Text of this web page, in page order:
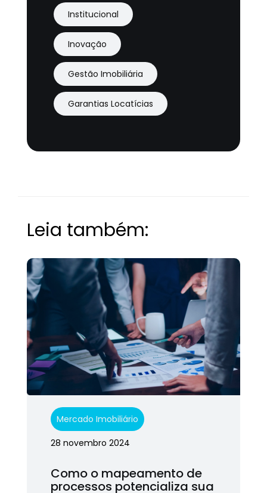
Institucional
Inovação
Gestão Imobiliária
Garantias Locatícias
Leia também:
Mercado Imobiliário
28 novembro 2024
Como o mapeamento de
processos potencializa sua